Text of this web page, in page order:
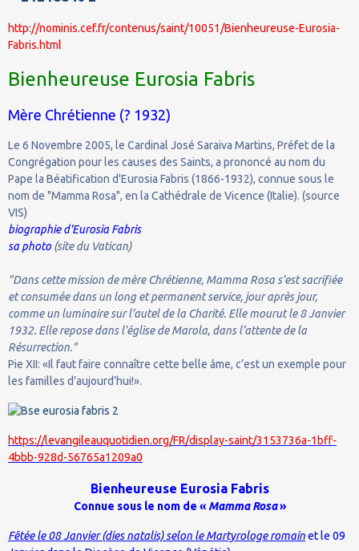
http://nominis.cef.fr/contenus/saint/10051/Bienheureuse-Eurosia-
Fabris.html
Bienheureuse Eurosia Fabris
Mère Chrétienne (? 1932)
Le 6 Novembre 2005, le Cardinal José Saraiva Martins, Préfet de la
Congrégation pour les causes des Saints, a prononcé au nom du
Pape la Béatification d'Eurosia Fabris (1866-1932), connue sous le
nom de "Mamma Rosa", en la Cathédrale de Vicence (Italie). (source
VIS)
biographie d'Eurosia Fabris
sa photo (site du Vatican)
"Dans cette mission de mère Chrétienne, Mamma Rosa s’est sacrifiée
et consumée dans un long et permanent service, jour après jour,
comme un luminaire sur l’autel de la Charité. Elle mourut le 8 Janvier
1932. Elle repose dans l’église de Marola, dans l’attente de la
Résurrection."
Pie XII: «Il faut faire connaître cette belle âme, c’est un exemple pour
les familles d’aujourd’hui!».
https://levangileauquotidien.org/FR/display-saint/3153736a-1bff-
4bbb-928d-56765a1209a0
Bienheureuse Eurosia Fabris
Connue sous le nom de « Mamma Rosa»
Fêtée le 08 Janvier (dies natalis) selon le Martyrologe romainet le 09